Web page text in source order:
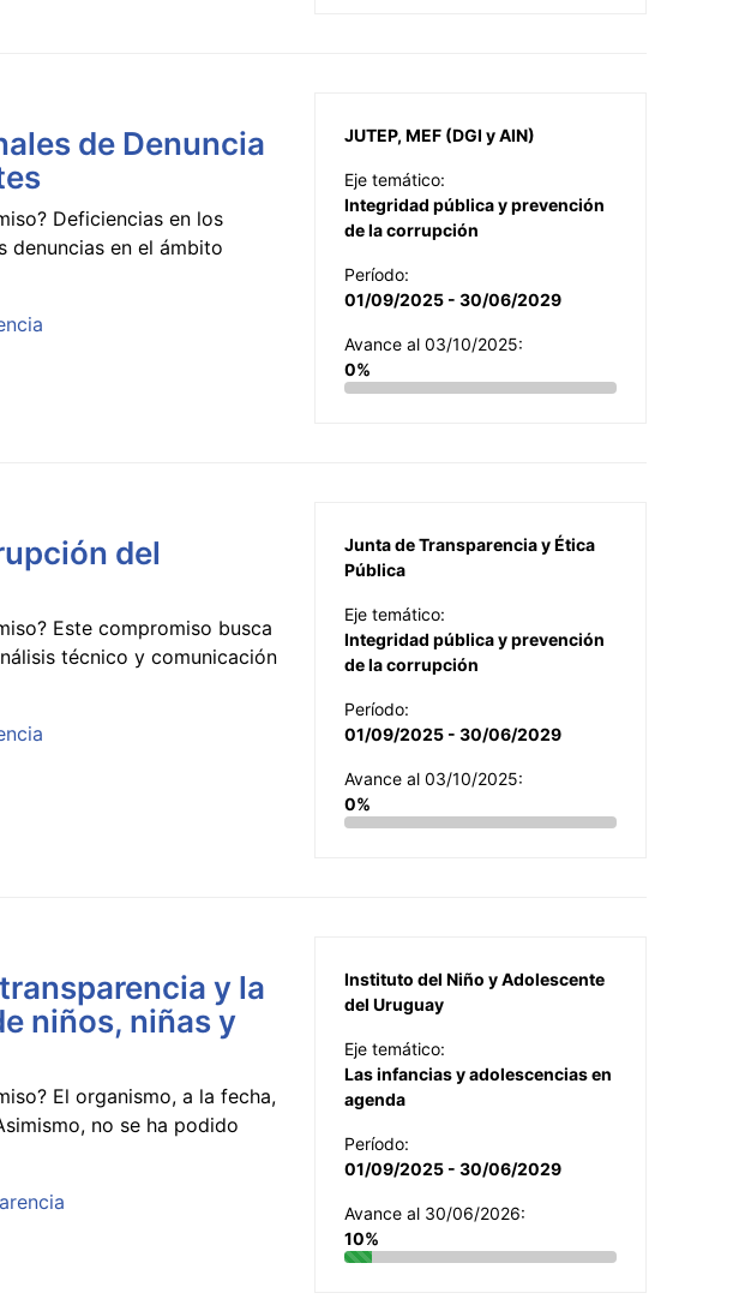
de Denuncia
Deficiencias en los
denuncias en el ámbito
JUTEP, MEF (DGI y AIN)
Eje temático:
Integridad pública y prevención
de la corrupción
Período:
01/09/2025 - 30/06/2029
Avance al 03/10/2025:
0%
del
Este compromiso busca
técnico y comunicación
Junta de Transparencia y Ética
Pública
Eje temático:
Integridad pública y prevención
de la corrupción
Período:
01/09/2025 - 30/06/2029
Avance al 03/10/2025:
0%
y la
niños, niñas y
El organismo, a la fecha,
no se ha podido
Instituto del Niño y Adolescente
del Uruguay
Eje temático:
Las infancias y adolescencias en
agenda
Período:
01/09/2025 - 30/06/2029
Avance al 30/06/2026:
10%